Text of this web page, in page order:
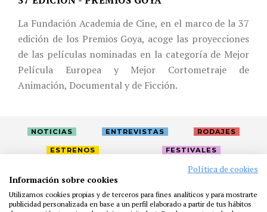
La Fundación Academia de Cine, en el marco de la 37
edición de los Premios Goya, acoge las proyecciones
de las películas nominadas en la categoría de Mejor
Película Europea y Mejor Cortometraje de
Animación, Documental y de Ficción.
NOTICIAS ENTREVISTAS RODAJES
ESTRENOS FESTIVALES
PRENSA
FUNDACIÓN RESIDENCIAS AYUDAS
Política de cookies
Información sobre cookies
Utilizamos cookies propias y de terceros para fines analíticos y para mostrarte
publicidad personalizada en base a un perfil elaborado a partir de tus hábitos